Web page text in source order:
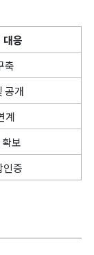
대응
축
공개
계
보
인증